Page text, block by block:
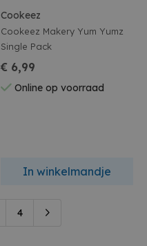
Cookeez
Cookeez Makery Yum Yumz
Single Pack
€ 6,99
Online op voorraad
In winkelmandje
4